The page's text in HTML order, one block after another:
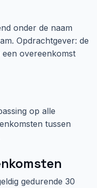
onder de naam
Opdrachtgever: de
overeenkomst
op alle
tussen
gedurende 30